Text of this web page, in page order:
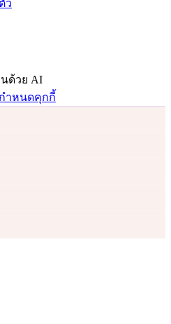
ว
นด้วย AI
ำหนดคุกกี้